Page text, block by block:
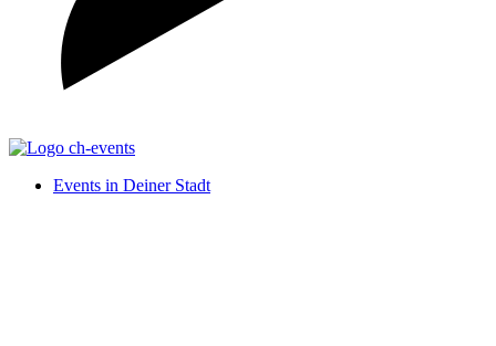
Events in Deiner Stadt